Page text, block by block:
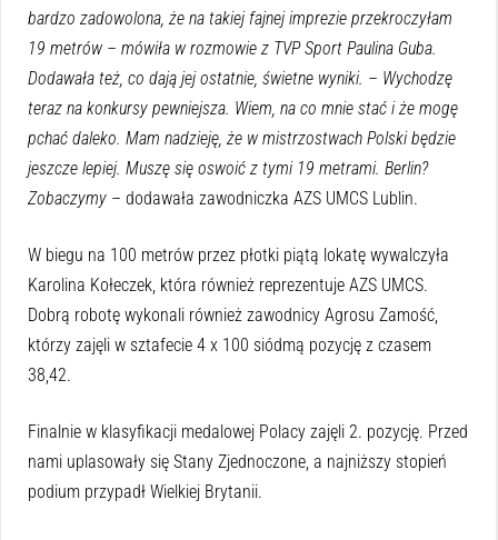
bardzo zadowolona, że na takiej fajnej imprezie przekroczyłam
19 metrów – mówiła w rozmowie z TVP Sport Paulina Guba.
Dodawała też, co dają jej ostatnie, świetne wyniki. – Wychodzę
teraz na konkursy pewniejsza. Wiem, na co mnie stać i że mogę
pchać daleko. Mam nadzieję, że w mistrzostwach Polski będzie
jeszcze lepiej. Muszę się oswoić z tymi 19 metrami. Berlin?
Zobaczymy – dodawała zawodniczka AZS UMCS Lublin.
W biegu na 100 metrów przez płotki piątą lokatę wywalczyła
Karolina Kołeczek, która również reprezentuje AZS UMCS.
Dobrą robotę wykonali również zawodnicy Agrosu Zamość,
którzy zajęli w sztafecie 4 x 100 siódmą pozycję z czasem
38,42.
Finalnie w klasyfikacji medalowej Polacy zajęli 2. pozycję. Przed
nami uplasowały się Stany Zjednoczone, a najniższy stopień
podium przypadł Wielkiej Brytanii.